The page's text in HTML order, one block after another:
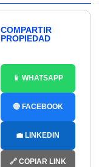
COMPARTIR
PROPIEDAD
📱 WHATSAPP
🔵 FACEBOOK
💼 LINKEDIN
🔗 COPIAR LINK